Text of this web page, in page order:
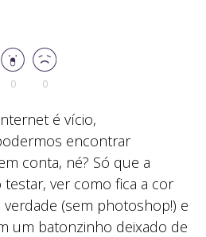
0 0
é vício,
encontrar
conta, né? Só que a
ver como fica a cor
(sem photoshop!) e
um batonzinho deixado de